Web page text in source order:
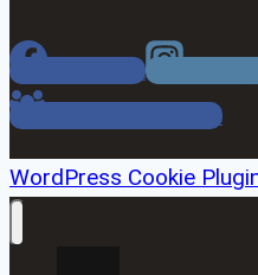
Facebook
Facebook Gruppe
WordPress Cookie